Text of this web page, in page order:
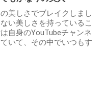
美しさでブレイクしまし
い美しさを持っているこ
自身のYouTubeチャンネ
いて、その中でいつもす